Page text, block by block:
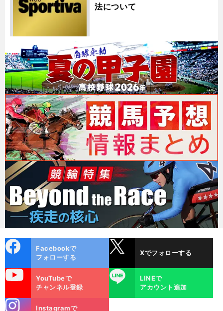
法について
ok
Facebookで
フォローする
Xでフォローする
YouTubeで
チャンネル登録
LINE
LINEで
アカウント追加
Instagramで